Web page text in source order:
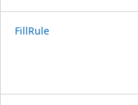
FillRule